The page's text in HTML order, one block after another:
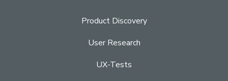
Product Discovery
User Research
UX-Tests